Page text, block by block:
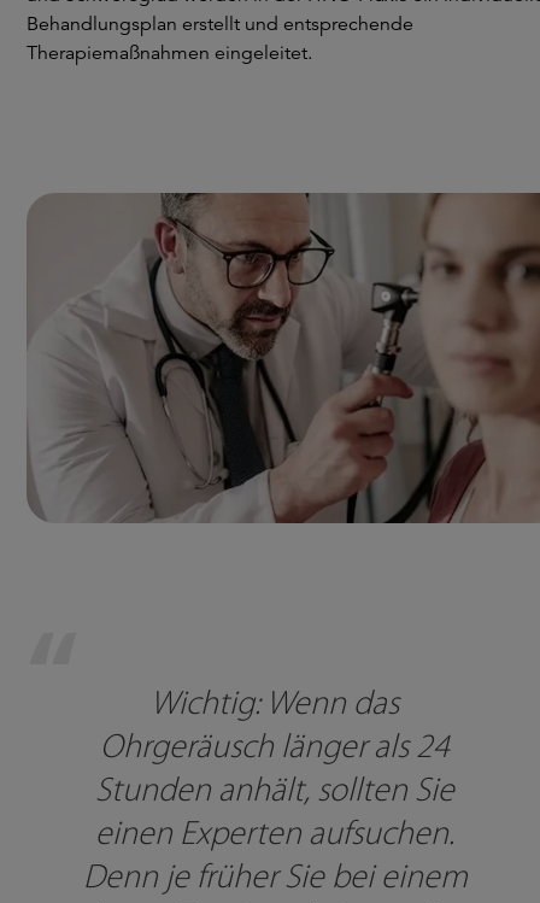
Behandlungsplan erstellt und entsprechende
Therapiemaßnahmen eingeleitet.
Wichtig: Wenn das
Ohrgeräusch länger als 24
Stunden anhält, sollten Sie
einen Experten aufsuchen.
Denn je früher Sie bei einem